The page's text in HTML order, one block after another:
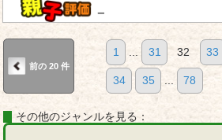
－
前の 20 件
1 ... 31 32 33
34 35 ... 78
その他のジャンルを見る：